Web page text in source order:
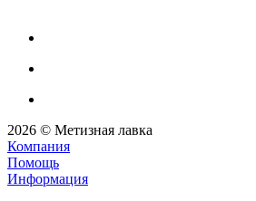
2026 © Метизная лавка
Компания
Помощь
Информация